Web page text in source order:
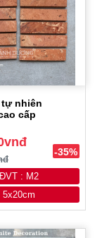
nhiên
cấp
-35%
ĐVT : M2
5x20cm